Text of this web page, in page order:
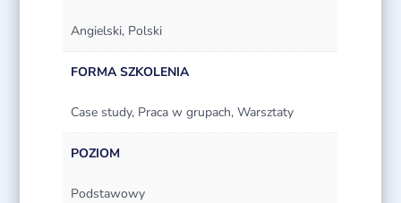
Angielski, Polski
FORMA SZKOLENIA
Case study, Praca w grupach, Warsztaty
POZIOM
Podstawowy